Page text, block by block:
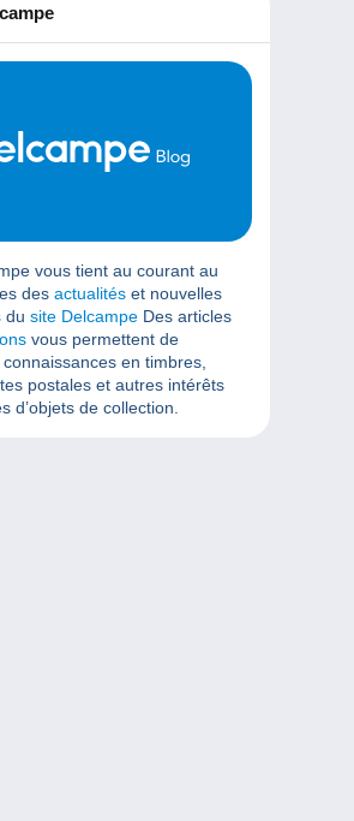
vous tient au courant au
des actualités et nouvelles
du site Delcampe Des articles
vous permettent de
en timbres,
postales et autres intérêts
d’objets de collection.